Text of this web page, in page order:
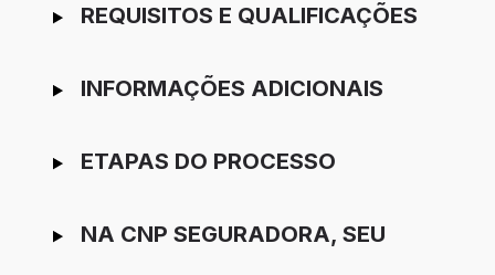
REQUISITOS E QUALIFICAÇÕES
INFORMAÇÕES ADICIONAIS
ETAPAS DO PROCESSO
NA CNP SEGURADORA, SEU